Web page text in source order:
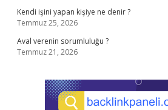
Kendi işini yapan kişiye ne denir ?
Temmuz 25, 2026
Aval verenin sorumluluğu ?
Temmuz 21, 2026